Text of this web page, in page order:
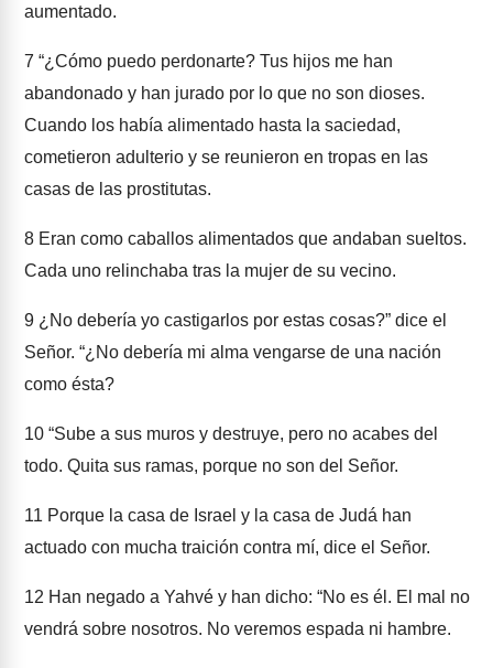
aumentado.
7 “¿Cómo puedo perdonarte? Tus hijos me han
abandonado y han jurado por lo que no son dioses.
Cuando los había alimentado hasta la saciedad,
cometieron adulterio y se reunieron en tropas en las
casas de las prostitutas.
8 Eran como caballos alimentados que andaban sueltos.
Cada uno relinchaba tras la mujer de su vecino.
9 ¿No debería yo castigarlos por estas cosas?” dice el
Señor. “¿No debería mi alma vengarse de una nación
como ésta?
10 “Sube a sus muros y destruye, pero no acabes del
todo. Quita sus ramas, porque no son del Señor.
11 Porque la casa de Israel y la casa de Judá han
actuado con mucha traición contra mí, dice el Señor.
12 Han negado a Yahvé y han dicho: “No es él. El mal no
vendrá sobre nosotros. No veremos espada ni hambre.